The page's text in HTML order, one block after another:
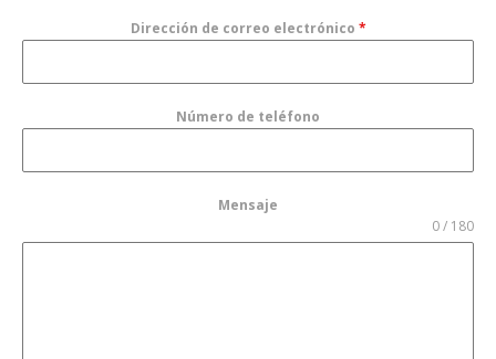
Dirección de correo electrónico *
Número de teléfono
Mensaje
0 / 180